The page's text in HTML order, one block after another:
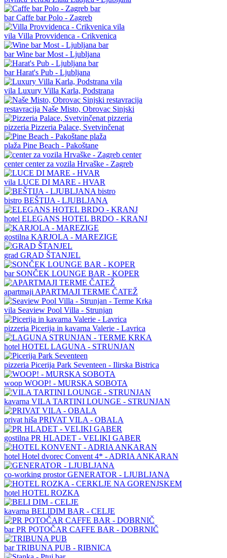
barCaffe bar Polo - Zagreb
vila Villa Provvidenca - Crikvenica
barWine bar Most - Ljubljana
barHarat's Pub - Ljubljana
vila Luxury Villa Karla, Podstrana
restavracija Naše Misto, Obrovac Sinjski
pizzeria Pizzeria Palace, Svetvinčenat
plaža Pine Beach - Pakoštane
centercenter za vozila Hrvaške - Zagreb
vila LUCE DI MARE - HVAR
bistro BEŠTIJA - LJUBLJANA
hotel ELEGANS HOTEL BRDO - KRANJ
gostilna KARJOLA - MAREZIGE
grad GRAD ŠTANJEL
bar SONČEK LOUNGE BAR - KOPER
apartmaji APARTMAJI TERME ČATEŽ
vila Seaview Pool Villa - Strunjan
pizzeria Picerija in kavarna Valerie - Lavrica
hotel HOTEL LAGUNA - STRUNJAN
pizzeria Picerija Park Seventeen - Ilirska Bistrica
woop WOOP! - MURSKA SOBOTA
kavarna VILA TARTINI LOUNGE - STRUNJAN
privat hiša PRIVAT VILA - OBALA
gostilna PR HLADET - VELIKI GABER
hotel Hotel dvorec Convent 4* - ADRIA ANKARAN
co-working prostorGENERATOR - LJUBLJANA
hotel HOTEL ROZKA
kavarna BELIDIM BAR - CELJE
barPR POTOČAR CAFFE BAR - DOBRNIČ
barTRIBUNA PUB - RIBNICA